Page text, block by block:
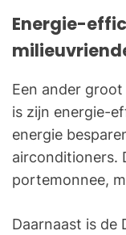
Energie-
Een ander
is zijn energie-
energie
airconditioners.
portemonnee,
Daarnaast is de